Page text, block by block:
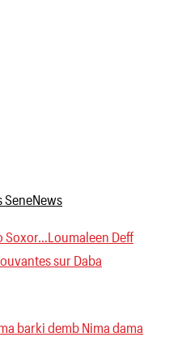
Soxor…Loumaleen Deff
sur Daba
barki demb Nima dama